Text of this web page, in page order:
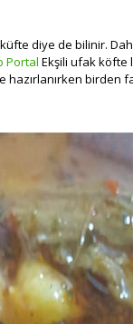
diye de bilinir.
Portal Ekşili ufak köfte
hazırlanırken birden